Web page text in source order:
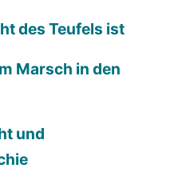
des Teufels ist
Marsch in den
und